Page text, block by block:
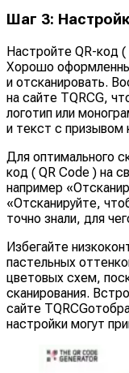
Шаг 3:
Настройте QR-код (
Хорошо
и отсканировать.
на сайте TQRCG,
логотип или
и текст с призывом
Для оптимального
код ( QR Code ) на
например
«Отсканируйте,
точно знали, для
Избегайте
пастельных
цветовых схем,
сканирования.
сайте
настройки могут